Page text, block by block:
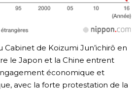
Cabinet de Koizumi Jun’ichirô en
le Japon et la Chine entrent
économique et
avec la forte protestation de la